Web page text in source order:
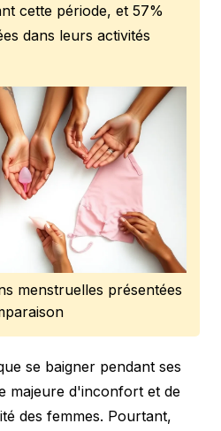
cette période, et 57%
dans leurs activités
menstruelles présentées
se baigner pendant ses
majeure d'inconfort et de
des femmes. Pourtant,